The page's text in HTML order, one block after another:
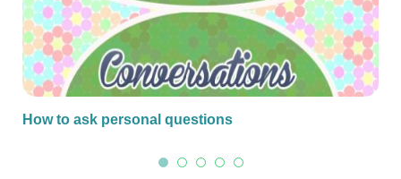
How to ask personal questions